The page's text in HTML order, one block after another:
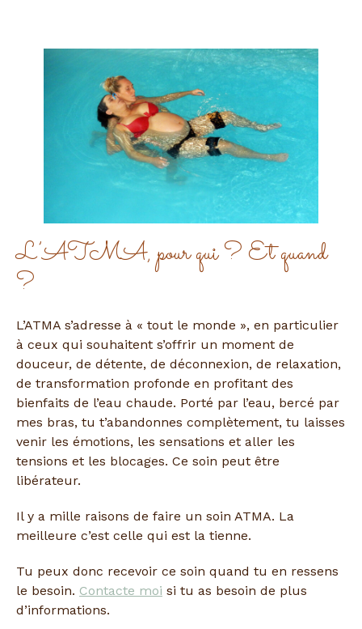
L’ATMA, pour qui ? Et quand
?
L’ATMA s’adresse à « tout le monde », en particulier
à ceux qui souhaitent s’offrir un moment de
douceur, de détente, de déconnexion, de relaxation,
de transformation profonde en profitant des
bienfaits de l’eau chaude. Porté par l’eau, bercé par
mes bras, tu t’abandonnes complètement, tu laisses
venir les émotions, les sensations et aller les
tensions et les blocages. Ce soin peut être
libérateur.
Il y a mille raisons de faire un soin ATMA. La
meilleure c’est celle qui est la tienne.
Tu peux donc recevoir ce soin quand tu en ressens
le besoin. Contacte moi si tu as besoin de plus
d’informations.